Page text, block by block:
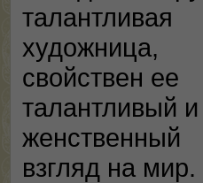
талантливая
художница,
свойствен ее
талантливый и
женственный
взгляд на мир.